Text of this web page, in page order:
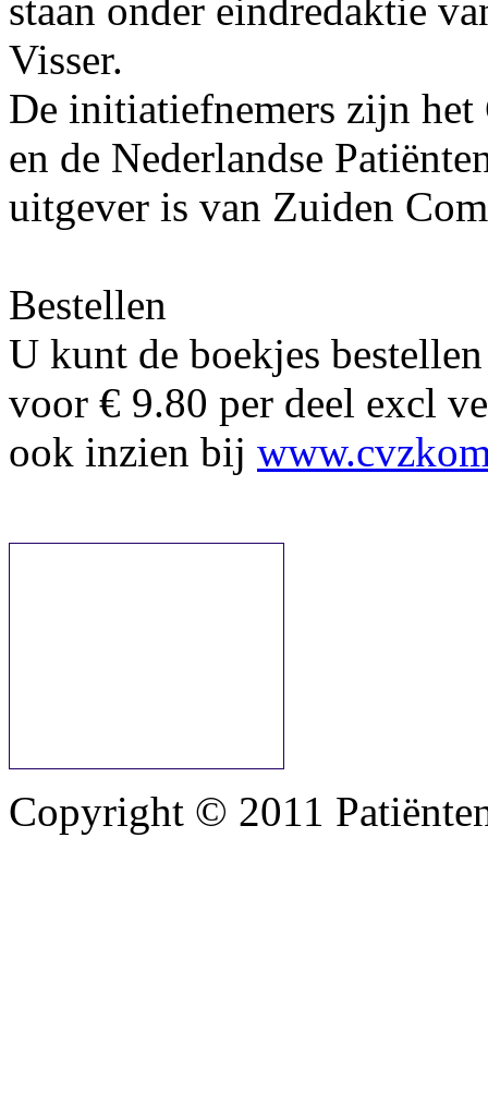
staan onder eindredaktie
Visser.
De initiatiefnemers zijn
en de Nederlandse
uitgever is van Zuiden
Bestellen
U kunt de boekjes
voor € 9.80 per deel excl
ook inzien bij
Copyright © 2011